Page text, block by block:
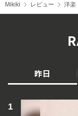
Mikiki レビュー 洋楽
昨日